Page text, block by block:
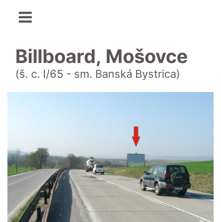
Billboard, Mošovce
(š. c. I/65 - sm. Banská Bystrica)